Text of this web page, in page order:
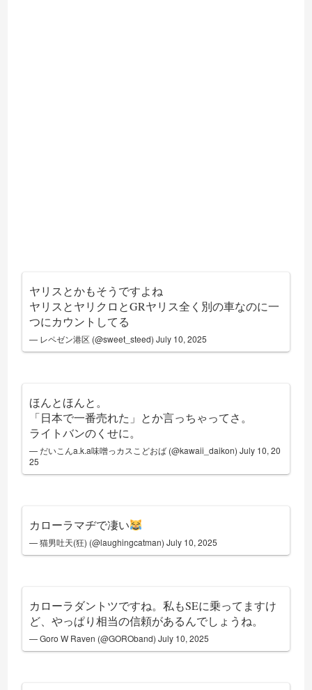
ヤリスとかもそうですよね
ヤリスとヤリクロとGRヤリス全く別の車なのに一
つにカウントしてる
— レペゼン港区 (@sweet_steed)July 10, 2025
ほんとほんと。
「日本で一番売れた」とか言っちゃってさ。
ライトバンのくせに。
— だいこんa.k.a味噌っカスこどおば (@kawaii_daikon)July 10, 20
25
カローラマヂで凄い
— 猫男吐天(狂) (@laughingcatman)July 10, 2025
カローラダントツですね。私もSEに乗ってますけ
ど、やっぱり相当の信頼があるんでしょうね。
— Goro W Raven (@GOROband)July 10, 2025